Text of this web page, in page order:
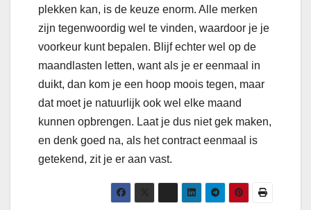
plekken kan, is de keuze enorm. Alle merken
zijn tegenwoordig wel te vinden, waardoor je je
voorkeur kunt bepalen. Blijf echter wel op de
maandlasten letten, want als je er eenmaal in
duikt, dan kom je een hoop moois tegen, maar
dat moet je natuurlijk ook wel elke maand
kunnen opbrengen. Laat je dus niet gek maken,
en denk goed na, als het contract eenmaal is
getekend, zit je er aan vast.